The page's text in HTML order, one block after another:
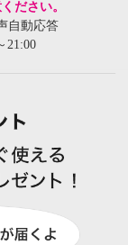
ださい。
自動応答
21:00